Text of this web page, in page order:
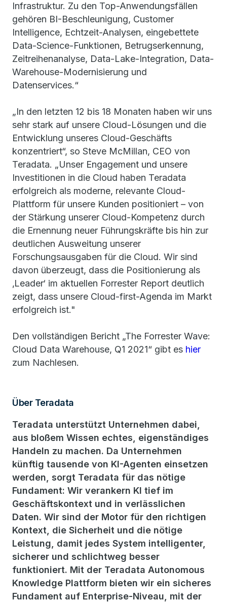
Infrastruktur. Zu den Top-Anwendungsfällen
gehören BI-Beschleunigung, Customer
Intelligence, Echtzeit-Analysen, eingebettete
Data-Science-Funktionen, Betrugserkennung,
Zeitreihenanalyse, Data-Lake-Integration, Data-
Warehouse-Modernisierung und
Datenservices.“
„In den letzten 12 bis 18 Monaten haben wir uns
sehr stark auf unsere Cloud-Lösungen und die
Entwicklung unseres Cloud-Geschäfts
konzentriert“, so Steve McMillan, CEO von
Teradata. „Unser Engagement und unsere
Investitionen in die Cloud haben Teradata
erfolgreich als moderne, relevante Cloud-
Plattform für unsere Kunden positioniert – von
der Stärkung unserer Cloud-Kompetenz durch
die Ernennung neuer Führungskräfte bis hin zur
deutlichen Ausweitung unserer
Forschungsausgaben für die Cloud. Wir sind
davon überzeugt, dass die Positionierung als
‚Leader‘ im aktuellen Forrester Report deutlich
zeigt, dass unsere Cloud-first-Agenda im Markt
erfolgreich ist."
Den vollständigen Bericht „The Forrester Wave:
Cloud Data Warehouse, Q1 2021“ gibt es hier
zum Nachlesen.
Über Teradata
Teradata unterstützt Unternehmen dabei,
aus bloßem Wissen echtes, eigenständiges
Handeln zu machen. Da Unternehmen
künftig tausende von KI-Agenten einsetzen
werden, sorgt Teradata für das nötige
Fundament: Wir verankern KI tief im
Geschäftskontext und in verlässlichen
Daten. Wir sind der Motor für den richtigen
Kontext, die Sicherheit und die nötige
Leistung, damit jedes System intelligenter,
sicherer und schlichtweg besser
funktioniert. Mit der Teradata Autonomous
Knowledge Plattform bieten wir ein sicheres
Fundament auf Enterprise-Niveau, mit der